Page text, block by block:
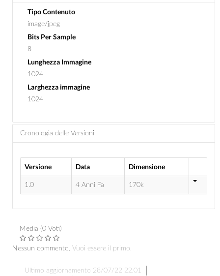
Tipo Contenuto
image/jpeg
Bits Per Sample
8
Lunghezza Immagine
1024
Larghezza immagine
1024
Cronologia delle Versioni
Versione Data Dimensione
1.0 4 Anni Fa 170k
Media (0 Voti)
Nessun commento. Vuoi essere il primo.
Ultimo aggiornamento 28/07/22 22.01